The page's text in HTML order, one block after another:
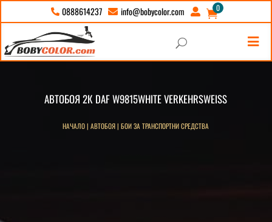
 0888614237  info@bobycolor.com  
0

U
АВТОБОЯ 2К DAF W9815WHITE VERKEHRSWEISS
НАЧАЛО|АВТОБОЯ|БОИ ЗА ТРАНСПОРТНИ СРЕДСТВА